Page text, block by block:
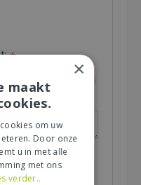
*
product en niet over
van uw bestelling. U
van het product,
*
×
maakt
om uw
Door onze
u in met alle
met ons
verder..